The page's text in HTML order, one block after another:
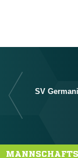
SV